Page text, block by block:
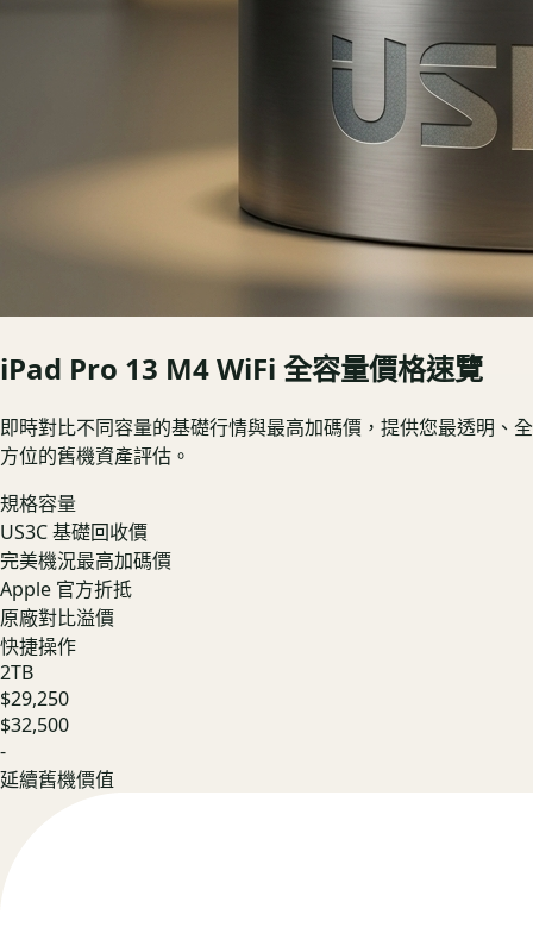
iPad Pro 13 M4 WiFi 全容量價格速覽
即時對比不同容量的基礎行情與最高加碼價，提供您最透明、全
方位的舊機資產評估。
規格容量
US3C 基礎回收價
完美機況最高加碼價
Apple 官方折抵
原廠對比溢價
快捷操作
2TB
$29,250
$32,500
-
延續舊機價值